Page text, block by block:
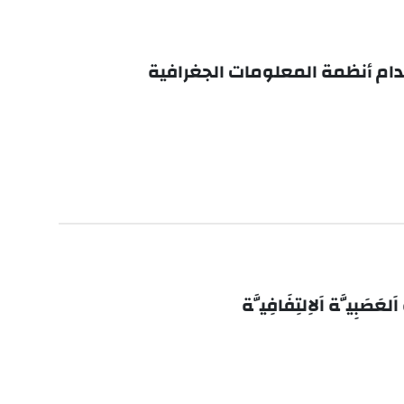
أنظمة المعلومات الجغرافية
اَلاِلتِفَافِيَّة